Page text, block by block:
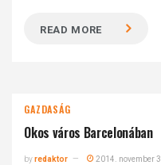
READ MORE
GAZDASÁG
Okos város Barcelonában
byredaktor 2014. november 3.